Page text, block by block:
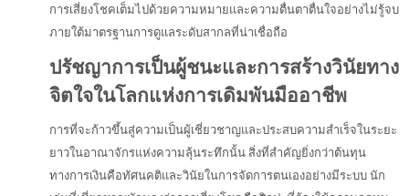
การเสี่ยงโชคเต็มไปด้วยความหมายและความตื่นตาตื่นใจอย่างไม่รู้จบ
ภายใต้มาตรฐานการดูแลระดับสากลที่น่าเชื่อถือ
ปรัชญาการเป็นผู้ชนะและการสร้างวินัยทาง
จิตใจในโลกแห่งการเดิมพันมืออาชีพ
การที่จะก้าวขึ้นสู่ความเป็นผู้เชี่ยวชาญและประสบความสำเร็จในระยะ
ยาวในอาณาจักรแห่งความลุ้นระทึกนั้น สิ่งที่สำคัญยิ่งกว่าต้นทุน
ทางการเงินคือทัศนคติและวินัยในการจัดการตนเองอย่างมีระบบ นัก